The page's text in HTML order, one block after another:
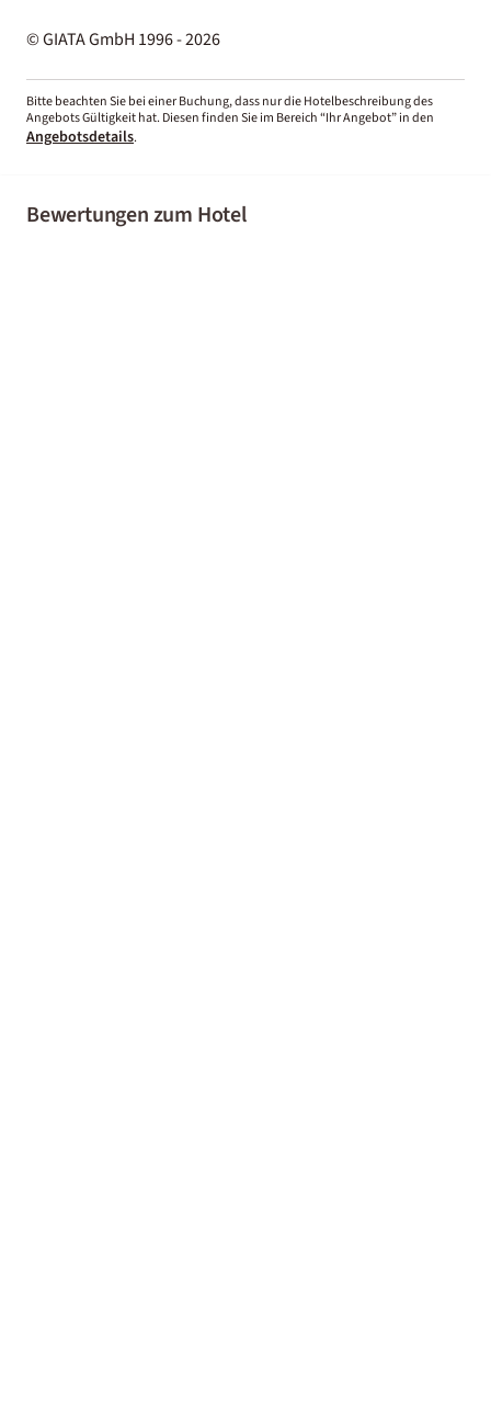
© GIATA GmbH 1996 - 2026
Bitte beachten Sie bei einer Buchung, dass nur die Hotelbeschreibung des
Angebots Gültigkeit hat. Diesen finden Sie im Bereich “Ihr Angebot” in den
Angebotsdetails.
Bewertungen zum Hotel